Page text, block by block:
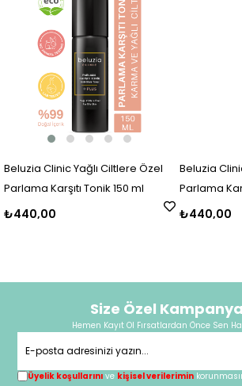
Beluzia Clinic Yağlı Ciltlere Özel
Parlama Karşıtı Tonik 150 ml
₺440,00
Beluzia
Parlama
₺440,00
Size Özel
Hemen Kayıt Ol Fırsatlardan Önce Sen
Üyelik koşullarını ve kişisel verilerimin